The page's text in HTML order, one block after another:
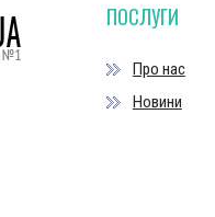
ПОСЛУГИ
Про нас
Новини